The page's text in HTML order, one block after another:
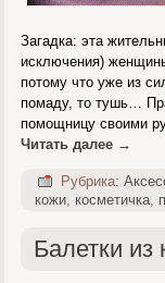
Загадка: эта
исключения)
потому что уже из
помаду, то тушь…
помощницу своими
Читать далее →
Рубрика:
кожи, косметичка,
Балетки из